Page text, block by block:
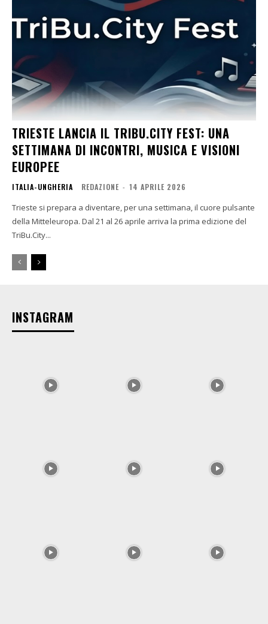
TRIESTE LANCIA IL TRIBU.CITY FEST: UNA
SETTIMANA DI INCONTRI, MUSICA E VISIONI
EUROPEE
ITALIA-UNGHERIA REDAZIONE - 14 APRILE 2026
Trieste si prepara a diventare, per una settimana, il cuore pulsante
della Mitteleuropa. Dal 21 al 26 aprile arriva la prima edizione del
TriBu.City...
INSTAGRAM